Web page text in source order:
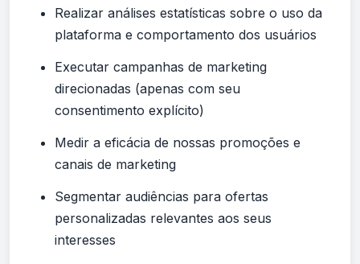
Realizar análises estatísticas sobre o uso da
plataforma e comportamento dos usuários
Executar campanhas de marketing
direcionadas (apenas com seu
consentimento explícito)
Medir a eficácia de nossas promoções e
canais de marketing
Segmentar audiências para ofertas
personalizadas relevantes aos seus
interesses